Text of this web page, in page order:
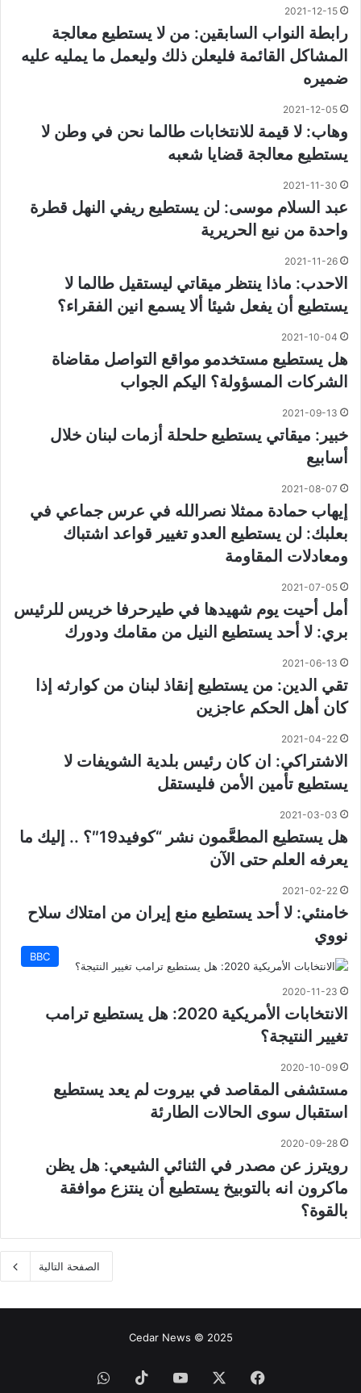
2021-12-15
رابطة النواب السابقين: من لا يستطيع معالجة
المشاكل القائمة فليعلن ذلك وليعمل ما يمليه عليه
ضميره
2021-12-05
وهاب: لا قيمة للانتخابات طالما نحن في وطن لا
يستطيع معالجة قضايا شعبه
2021-11-30
عبد السلام موسى: لن يستطيع ريفي النهل قطرة
واحدة من نبع الحريرية
2021-11-26
الاحدب: ماذا ينتظر ميقاتي ليستقيل طالما لا
يستطيع أن يفعل شيئا ألا يسمع انين الفقراء؟
2021-10-04
هل يستطيع مستخدمو مواقع التواصل مقاضاة
الشركات المسؤولة؟ اليكم الجواب
2021-09-13
خبير: ميقاتي يستطيع حلحلة أزمات لبنان خلال
أسابيع
2021-08-07
إيهاب حمادة ممثلا نصرالله في عرس جماعي في
بعلبك: لن يستطيع العدو تغيير قواعد اشتباك
ومعادلات المقاومة
2021-07-05
أمل أحيت يوم شهيدها في طيرحرفا خريس للرئيس
بري: لا أحد يستطيع النيل من مقامك ودورك
2021-06-13
تقي الدين: من يستطيع إنقاذ لبنان من كوارثه إذا
كان أهل الحكم عاجزين
2021-04-22
الاشتراكي: ان كان رئيس بلدية الشويفات لا
يستطيع تأمين الأمن فليستقل
2021-03-03
هل يستطيع المطعَّمون نشر “كوفيد19″؟ .. إليك ما
يعرفه العلم حتى الآن
2021-02-22
خامنئي: لا أحد يستطيع منع إيران من امتلاك سلاح
نووي
BBC
2020-11-23
الانتخابات الأمريكية 2020: هل يستطيع ترامب
تغيير النتيجة؟
2020-10-09
مستشفى المقاصد في بيروت لم يعد يستطيع
استقبال سوى الحالات الطارئة
2020-09-28
رويترز عن مصدر في الثنائي الشيعي: هل يظن
ماكرون انه بالتوبيخ يستطيع أن ينتزع موافقة
بالقوة؟
الصفحة التالية
Cedar News © 2025
فيسبوك ‫YouTube
‫TikTokواتساب